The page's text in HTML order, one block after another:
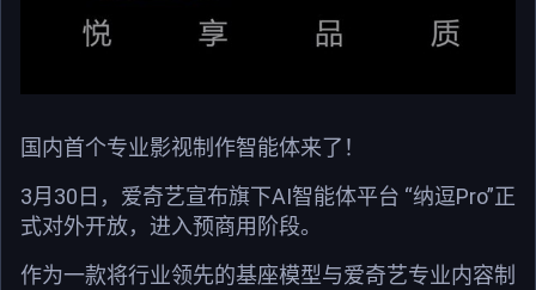
国内首个专业影视制作智能体来了！
3月30日，爱奇艺宣布旗下AI智能体平台 “纳逗Pro”正
式对外开放，进入预商用阶段。
作为一款将行业领先的基座模型与爱奇艺专业内容制